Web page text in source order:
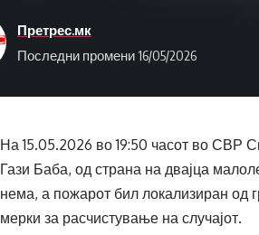
Последни промени 16/05/2026
Претрес.мк
На 15.05.2026 во 19:50 часот во СВР
Гази Баба, од страна на двајца
нема, а пожарот бил локализиран од
мерки за расчистување на случајот.